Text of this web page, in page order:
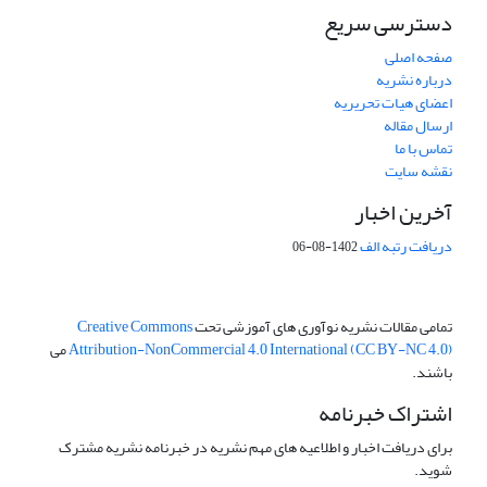
دسترسی سریع
صفحه اصلی
درباره نشریه
اعضای هیات تحریریه
ارسال مقاله
تماس با ما
نقشه سایت
آخرین اخبار
دریافت رتبه الف1402-08-06
تمامی مقالات نشریه نوآوری های آموزشی تحتCreative Commons
Attribution-NonCommercial 4.0 International (CC BY-NC 4.0)می
باشند.
اشتراک خبرنامه
برای دریافت اخبار و اطلاعیه های مهم نشریه در خبرنامه نشریه مشترک
شوید.